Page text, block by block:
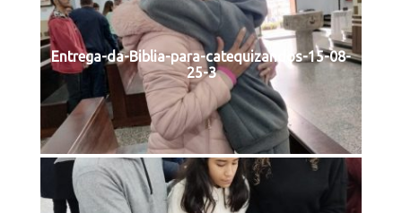
Entrega-da-Biblia-para-catequizandos-15-08-
25-3